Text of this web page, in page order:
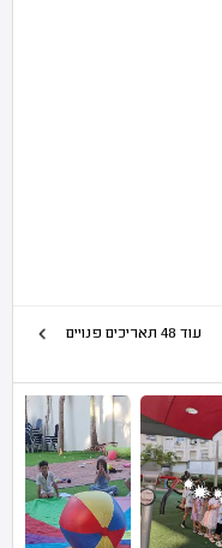
עוד 48 תאריכים פנויים